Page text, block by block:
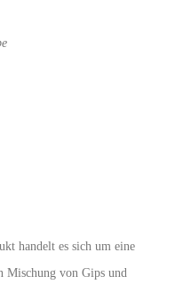
handelt es sich um eine
Mischung von Gips und